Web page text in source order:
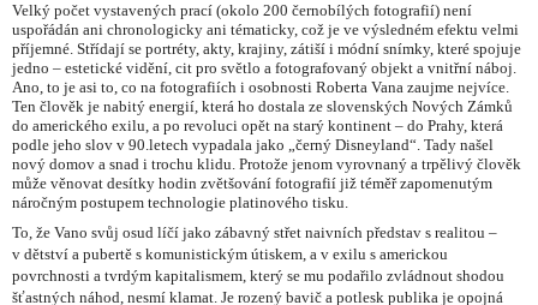
Velký počet vystavených prací (okolo 200 černobílých fotografií) není
uspořádán ani chronologicky ani tématicky, což je ve výsledném efektu velmi
příjemné. Střídají se portréty, akty, krajiny, zátiší i módní snímky, které spojuje
jedno – estetické vidění, cit pro světlo a fotografovaný objekt a vnitřní náboj.
Ano, to je asi to, co na fotografiích i osobnosti Roberta Vana zaujme nejvíce.
Ten člověk je nabitý energií, která ho dostala ze slovenských Nových Zámků
do amerického exilu, a po revoluci opět na starý kontinent – do Prahy, která
podle jeho slov v 90.letech vypadala jako „černý Disneyland“. Tady našel
nový domov a snad i trochu klidu. Protože jenom vyrovnaný a trpělivý člověk
může věnovat desítky hodin zvětšování fotografií již téměř zapomenutým
náročným postupem technologie platinového tisku.
To, že Vano svůj osud líčí jako zábavný střet naivních představ s realitou –
v dětství a pubertě s komunistickým útiskem, a v exilu s americkou
povrchnosti a tvrdým kapitalismem, který se mu podařilo zvládnout shodou
šťastných náhod, nesmí klamat. Je rozený bavič a potlesk publika je opojná